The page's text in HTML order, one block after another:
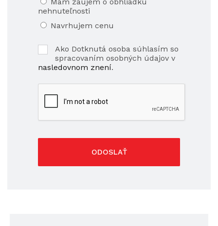
nehnuteľnosti
Navrhujem cenu
Ako Dotknutá osoba súhlasím so
spracovaním osobných údajov v
nasledovnom znení.
ODOSLAŤ